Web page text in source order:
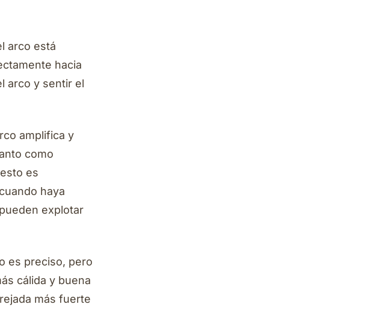
arco está
hacia
arco y sentir el
amplifica y
como
es
haya
explotar
es preciso, pero
cálida y buena
más fuerte